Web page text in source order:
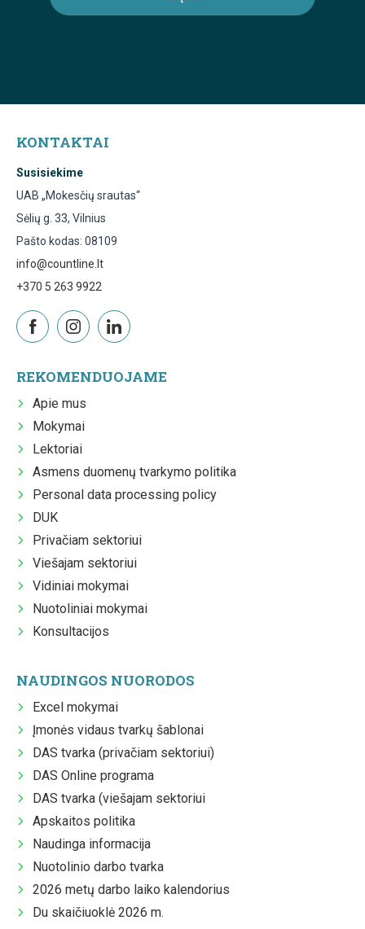
KONTAKTAI
Susisiekime
UAB „Mokesčių srautas“
Sėlių g. 33, Vilnius
Pašto kodas: 08109
info@countline.lt
+370 5 263 9922
REKOMENDUOJAME
Apie mus
Mokymai
Lektoriai
Asmens duomenų tvarkymo politika
Personal data processing policy
DUK
Privačiam sektoriui
Viešajam sektoriui
Vidiniai mokymai
Nuotoliniai mokymai
Konsultacijos
NAUDINGOS NUORODOS
Excel mokymai
Įmonės vidaus tvarkų šablonai
DAS tvarka (privačiam sektoriui)
DAS Online programa
DAS tvarka (viešajam sektoriui
Apskaitos politika
Naudinga informacija
Nuotolinio darbo tvarka
2026 metų darbo laiko kalendorius
Du skaičiuoklė 2026 m.